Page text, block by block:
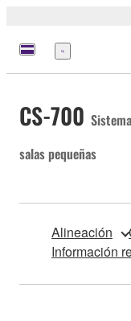
Menú
CS-700
salas pequeñas
Alineación
Información